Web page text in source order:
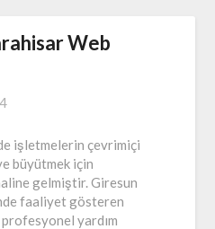
Web
işletmelerin çevrimiçi
büyütmek için
gelmiştir. Giresun
faaliyet gösteren
yardım